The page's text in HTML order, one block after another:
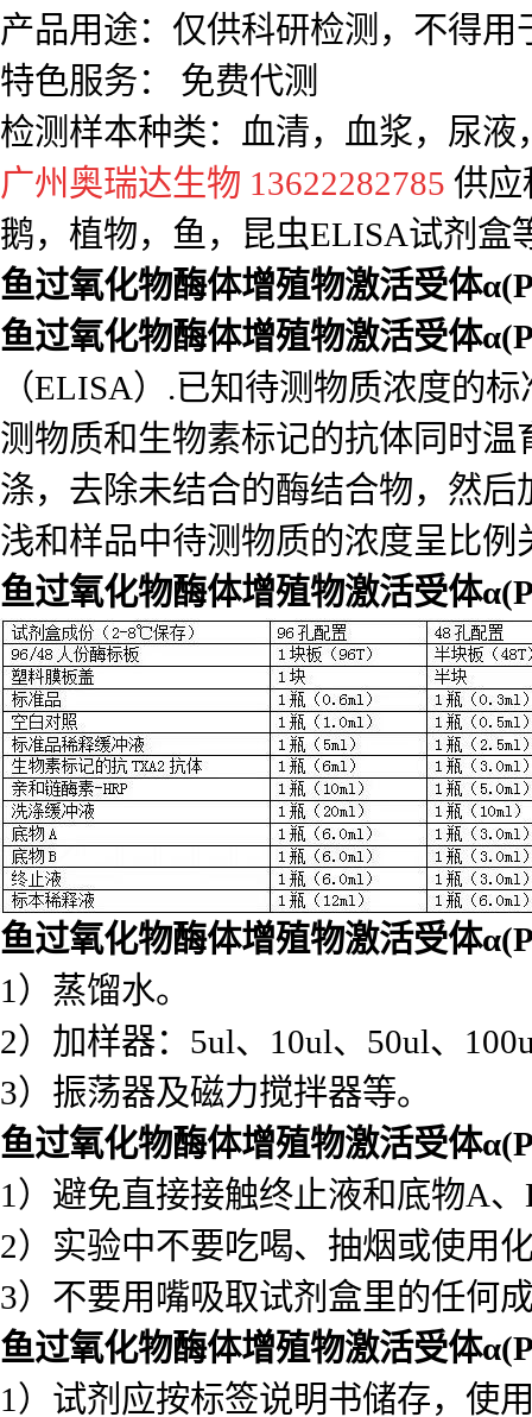
产品用途：仅供科研检测，不得用
特色服务： 免费代测
检测样本种类：血清，血浆，尿
广州奥瑞达生物 13622282785 供应
鹅，植物，鱼，昆虫ELISA试剂盒
鱼过氧化物酶体增殖物激活受体
鱼过氧化物酶体增殖物激活受体
（ELISA）.已知待测物质浓度的
测物质和生物素标记的抗体同时
涤，去除未结合的酶结合物，然
浅和样品中待测物质的浓度呈比例
鱼过氧化物酶体增殖物激活受体
鱼过氧化物酶体增殖物激活受体
1）蒸馏水。
2）加样器：5ul、10ul、50ul、
3）振荡器及磁力搅拌器等。
鱼过氧化物酶体增殖物激活受体
1）避免直接接触终止液和底物A
2）实验中不要吃喝、抽烟或使用
3）不要用嘴吸取试剂盒里的任何
鱼过氧化物酶体增殖物激活受体
1）试剂应按标签说明书储存，使